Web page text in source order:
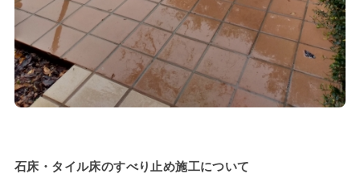
石床・タイル床のすべり止め施工について